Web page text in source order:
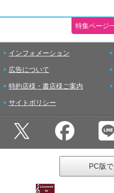
特集ページ
インフォメーション
広告について
特約店様・書店様ご案内
サイトポリシー
PC版